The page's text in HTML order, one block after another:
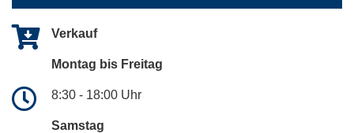
Verkauf
Montag bis Freitag
8:30 - 18:00 Uhr
Samstag